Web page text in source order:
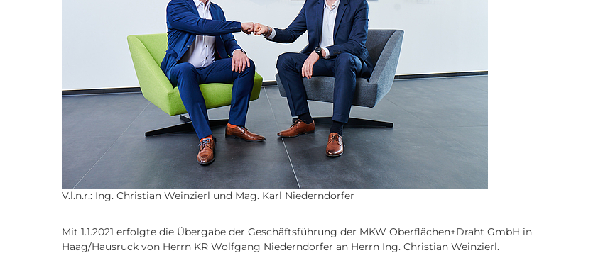
V.l.n.r.: Ing. Christian Weinzierl und Mag. Karl Niederndorfer
Mit 1.1.2021 erfolgte die Übergabe der Geschäftsführung der MKW Oberflächen+Draht GmbH in
Haag/Hausruck von Herrn KR Wolfgang Niederndorfer an Herrn Ing. Christian Weinzierl.